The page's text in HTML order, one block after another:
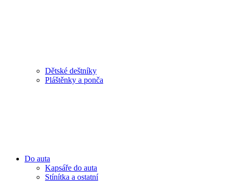
Dětské deštníky
Pláštěnky a ponča
Do auta
Kapsáře do auta
Stínítka a ostatní